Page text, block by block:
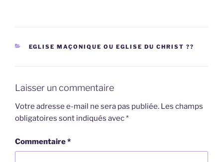
CATÉGORIES
EGLISE MAÇONIQUE OU EGLISE DU CHRIST ??
Laisser un commentaire
Votre adresse e-mail ne sera pas publiée. Les champs
obligatoires sont indiqués avec*
Commentaire*